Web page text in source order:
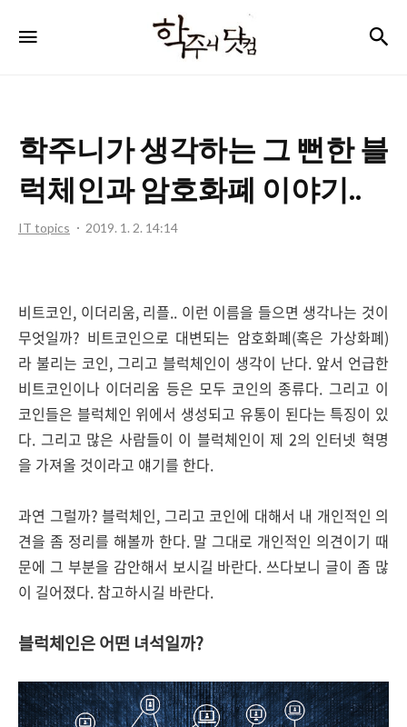
주
컴
학주니가 생각하는 그 뻔한 블
럭체인과 암호화폐 이야기..
IT topics 2019. 1. 2. 14:14
비트코인, 이더리움, 리플.. 이런 이름을 들으면 생각나는 것이
무엇일까? 비트코인으로 대변되는 암호화폐(혹은 가상화폐)
라 불리는 코인, 그리고 블럭체인이 생각이 난다. 앞서 언급한
비트코인이나 이더리움 등은 모두 코인의 종류다. 그리고 이
코인들은 블럭체인 위에서 생성되고 유통이 된다는 특징이 있
다. 그리고 많은 사람들이 이 블럭체인이 제 2의 인터넷 혁명
을 가져올 것이라고 얘기를 한다.
과연 그럴까? 블럭체인, 그리고 코인에 대해서 내 개인적인 의
견을 좀 정리를 해볼까 한다. 말 그대로 개인적인 의견이기 때
문에 그 부분을 감안해서 보시길 바란다. 쓰다보니 글이 좀 많
이 길어졌다. 참고하시길 바란다.
블럭체인은 어떤 녀석일까?